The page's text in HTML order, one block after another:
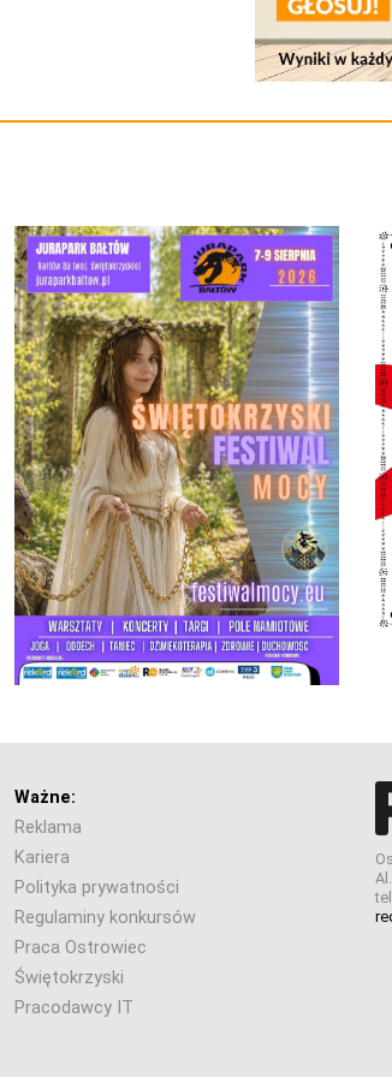
Ważne:
Reklama
Kariera
Polityka prywatności
Regulaminy konkursów
Praca Ostrowiec
Świętokrzyski
Pracodawcy IT